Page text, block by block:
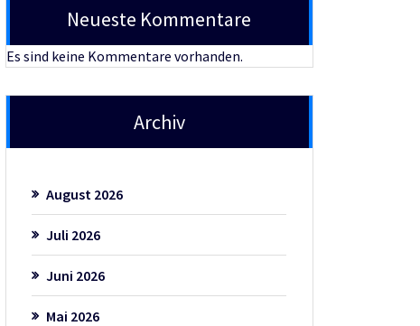
Neueste Kommentare
Es sind keine Kommentare vorhanden.
Archiv
August 2026
Juli 2026
Juni 2026
Mai 2026